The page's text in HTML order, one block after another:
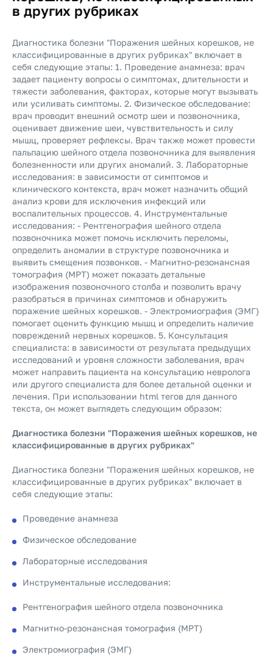
в других рубриках
Диагностика болезни "Поражения шейных корешков, не
классифицированные в других рубриках" включает в
себя следующие этапы: 1. Проведение анамнеза: врач
задает пациенту вопросы о симптомах, длительности и
тяжести заболевания, факторах, которые могут вызывать
или усиливать симптомы. 2. Физическое обследование:
врач проводит внешний осмотр шеи и позвоночника,
оценивает движение шеи, чувствительность и силу
мышц, проверяет рефлексы. Врач также может провести
пальпацию шейного отдела позвоночника для выявления
болезненности или других аномалий. 3. Лабораторные
исследования: в зависимости от симптомов и
клинического контекста, врач может назначить общий
анализ крови для исключения инфекций или
воспалительных процессов. 4. Инструментальные
исследования: - Рентгенография шейного отдела
позвоночника может помочь исключить переломы,
определить аномалии в структуре позвоночника и
выявить смещения позвонков. - Магнитно-резонансная
томография (МРТ) может показать детальные
изображения позвоночного столба и позволить врачу
разобраться в причинах симптомов и обнаружить
поражение шейных корешков. - Электромиография (ЭМГ)
помогает оценить функцию мышц и определить наличие
повреждений нервных корешков. 5. Консультация
специалиста: в зависимости от результата предыдущих
исследований и уровня сложности заболевания, врач
может направить пациента на консультацию невролога
или другого специалиста для более детальной оценки и
лечения. При использовании html тегов для данного
текста, он может выглядеть следующим образом:
Диагностика болезни "Поражения шейных корешков, не
классифицированные в других рубриках"
Диагностика болезни "Поражения шейных корешков, не
классифицированные в других рубриках" включает в
себя следующие этапы:
Проведение анамнеза
Физическое обследование
Лабораторные исследования
Инструментальные исследования:
Рентгенография шейного отдела позвоночника
Магнитно-резонансная томография (МРТ)
Электромиография (ЭМГ)